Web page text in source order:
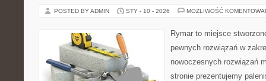
POSTED BY ADMIN STY - 10 - 2026 MOŻLIWOŚĆ
Rymar to miejsce
pewnych rozwiązań w
nowoczesnych rozwiązań
stronie prezentujemy